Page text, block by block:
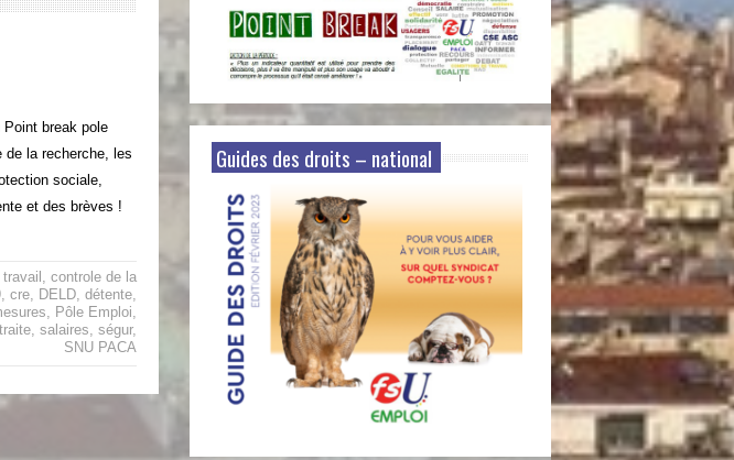
break pole
de la recherche, les
sociale,
et des brèves !
, controle de la
, cre, DELD, détente,
, Pôle Emploi,
, salaires, ségur,
SNU PACA
Guides des droits – national